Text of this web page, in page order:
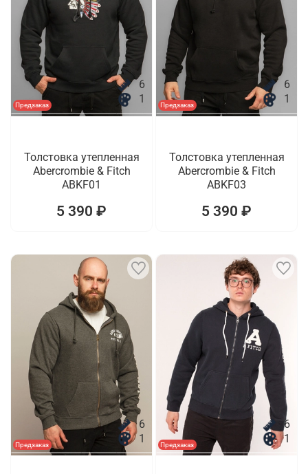
Предзаказ
6
1
Толстовка утепленная
Abercrombie & Fitch
ABKF01
5 390 ₽
Предзаказ
6
1
Толстовка утепленная
Abercrombie & Fitch
ABKF03
5 390 ₽
Предзаказ
6
1
Предзаказ
6
1